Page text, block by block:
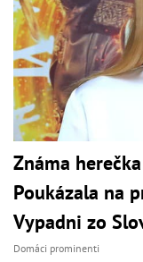
Známa
Poukázala na
Vypadni zo
Domáci prominenti